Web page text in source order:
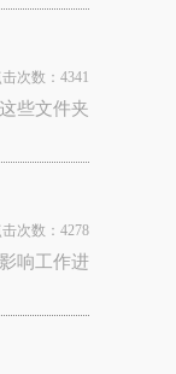
击次数：4341
些文件夹
击次数：4278
响工作进